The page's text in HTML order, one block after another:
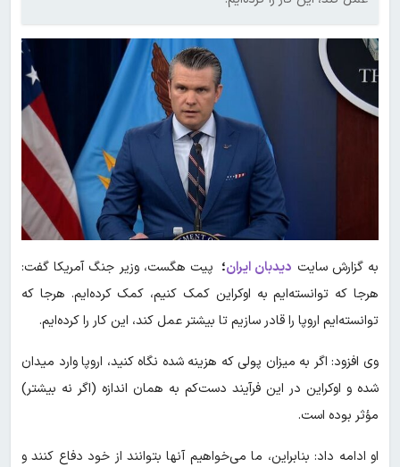
به گزارش سایت دیدبان ایران؛ پیت هگست، وزیر جنگ آمریکا گفت:
هرجا که توانسته‌ایم به اوکراین کمک کنیم، کمک کرده‌ایم. هرجا که
توانسته‌ایم اروپا را قادر سازیم تا بیشتر عمل کند، این کار را کرده‌ایم.
وی افزود: اگر به میزان پولی که هزینه شده نگاه کنید، اروپا وارد میدان
شده و اوکراین در این فرآیند دست‌کم به همان اندازه (اگر نه بیشتر)
مؤثر بوده است.
او ادامه داد: بنابراین، ما می‌خواهیم آنها بتوانند از خود دفاع کنند و